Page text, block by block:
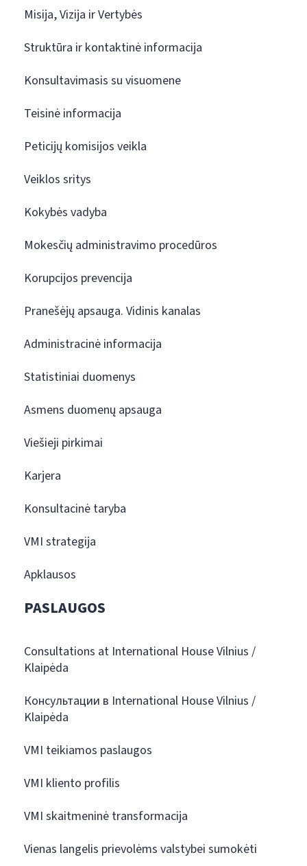
Misija, Vizija ir Vertybės
Struktūra ir kontaktinė informacija
Konsultavimasis su visuomene
Teisinė informacija
Peticijų komisijos veikla
Veiklos sritys
Kokybės vadyba
Mokesčių administravimo procedūros
Korupcijos prevencija
Pranešėjų apsauga. Vidinis kanalas
Administracinė informacija
Statistiniai duomenys
Asmens duomenų apsauga
Viešieji pirkimai
Karjera
Konsultacinė taryba
VMI strategija
Apklausos
PASLAUGOS
Consultations at International House Vilnius /
Klaipėda
Консультации в International House Vilnius /
Klaipėda
VMI teikiamos paslaugos
VMI kliento profilis
VMI skaitmeninė transformacija
Vienas langelis prievolėms valstybei sumokėti